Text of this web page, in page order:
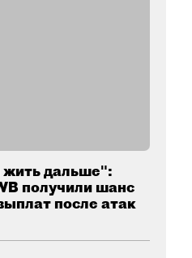
дальше":
получили шанс
после атак